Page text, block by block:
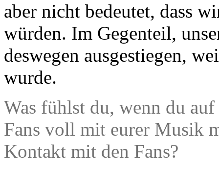
aber nicht bedeutet, dass
würden. Im Gegenteil,
deswegen ausgestiegen,
wurde.
Was fühlst du, wenn du
Fans voll mit eurer Musik
Kontakt mit den Fans?